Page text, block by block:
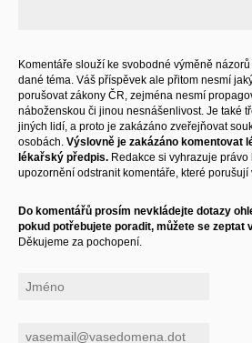
Komentáře slouží ke svobodné výměně
dané téma. Váš příspěvek ale přitom nesmí
porušovat zákony ČR, zejména nesmí
náboženskou či jinou nesnášenlivost. Je také
jiných lidí, a proto je zakázáno zveřejňovat
osobách. Výslovně je zakázáno komentovat
lékařský předpis. Redakce si vyhrazuje
upozornění odstranit komentáře, které porušují
Do komentářů prosím nevkládejte dotazy
pokud potřebujete poradit, můžete se zeptat
Děkujeme za pochopení.